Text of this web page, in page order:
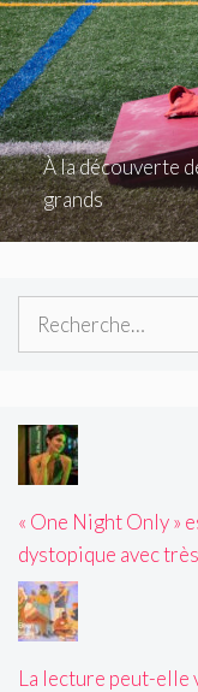
À la découverte
grands
Rechercher :
« One Night Only »
dystopique avec
La lecture peut-elle